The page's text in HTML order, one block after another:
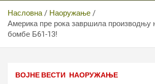
Насловна
Наоружање
Америка пре рока завршила производњу
бомбе Б61-13!
ВОЈНЕ ВЕСТИ НАОРУЖАЊЕ